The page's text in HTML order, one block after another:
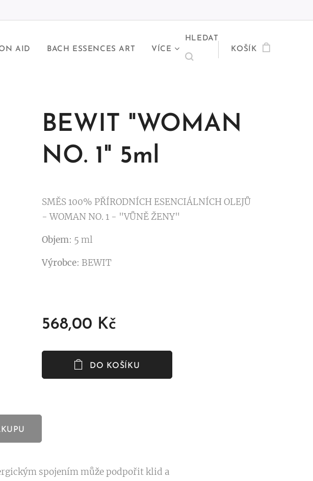
AID BACH ESSENCES ART VÍCE
HLEDAT
KOŠÍK
BEWIT "WOMAN
NO. 1" 5ml
SMĚS 100% PŘÍRODNÍCH ESENCIÁLNÍCH OLEJŮ
- WOMAN NO. 1 - "VŮNĚ ŽENY"
Objem: 5 ml
Výrobce: BEWIT
568,00 Kč
DO KOŠÍKU
spojením může podpořit klid a